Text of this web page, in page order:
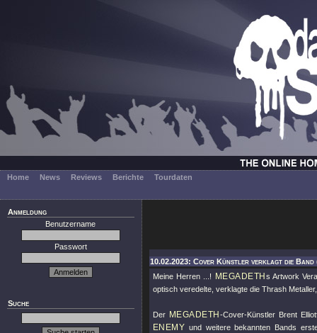
Home News Reviews Berichte Tourdaten
Anmeldung
Benutzername
Passwort
Suche
10.02.2023: Cover Künstler verklagt die Band
Meine Herren ...!
MEGADETH s Artwork
optisch veredelte, verklagte die Thrash
Der MEGADETH -Cover-Künstler Brent
ENEMY und weitere bekannten Bands